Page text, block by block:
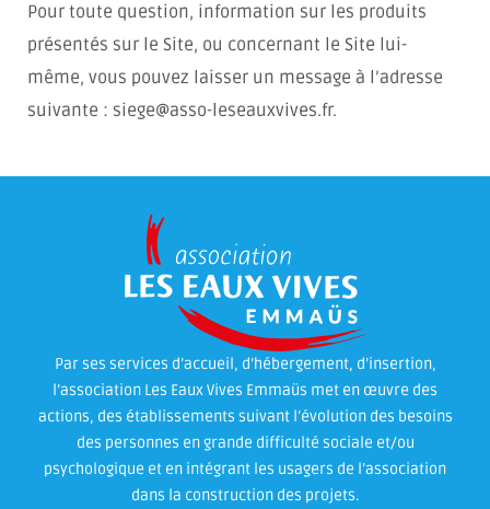
Pour toute question, information sur les produits
présentés sur le Site, ou concernant le Site lui-
même, vous pouvez laisser un message à l’adresse
suivante : siege@asso-leseauxvives.fr.
Par ses services d’accueil, d’hébergement, d’insertion,
l’association Les Eaux Vives Emmaüs met en œuvre des
actions, des établissements suivant l’évolution des besoins
des personnes en grande difficulté sociale et/ou
psychologique et en intégrant les usagers de l’association
dans la construction des projets.